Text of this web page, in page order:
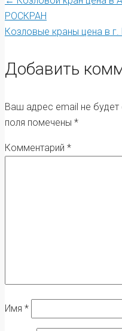
Post
РОСКРАН
Козловые краны цена в
Добавить
Ваш адрес email не будет
поля помечены *
Комментарий *
Имя *